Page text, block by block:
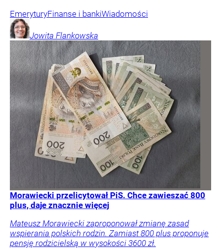
EmeryturyFinanse i bankiWiadomości
Jowita Flankowska
Morawiecki przelicytował PiS. Chce zawieszać 800
plus, daje znacznie więcej
Mateusz Morawiecki zaproponował zmianę zasad
wspierania polskich rodzin. Zamiast 800 plus proponuje
pensję rodzicielską w wysokości 3600 zł.